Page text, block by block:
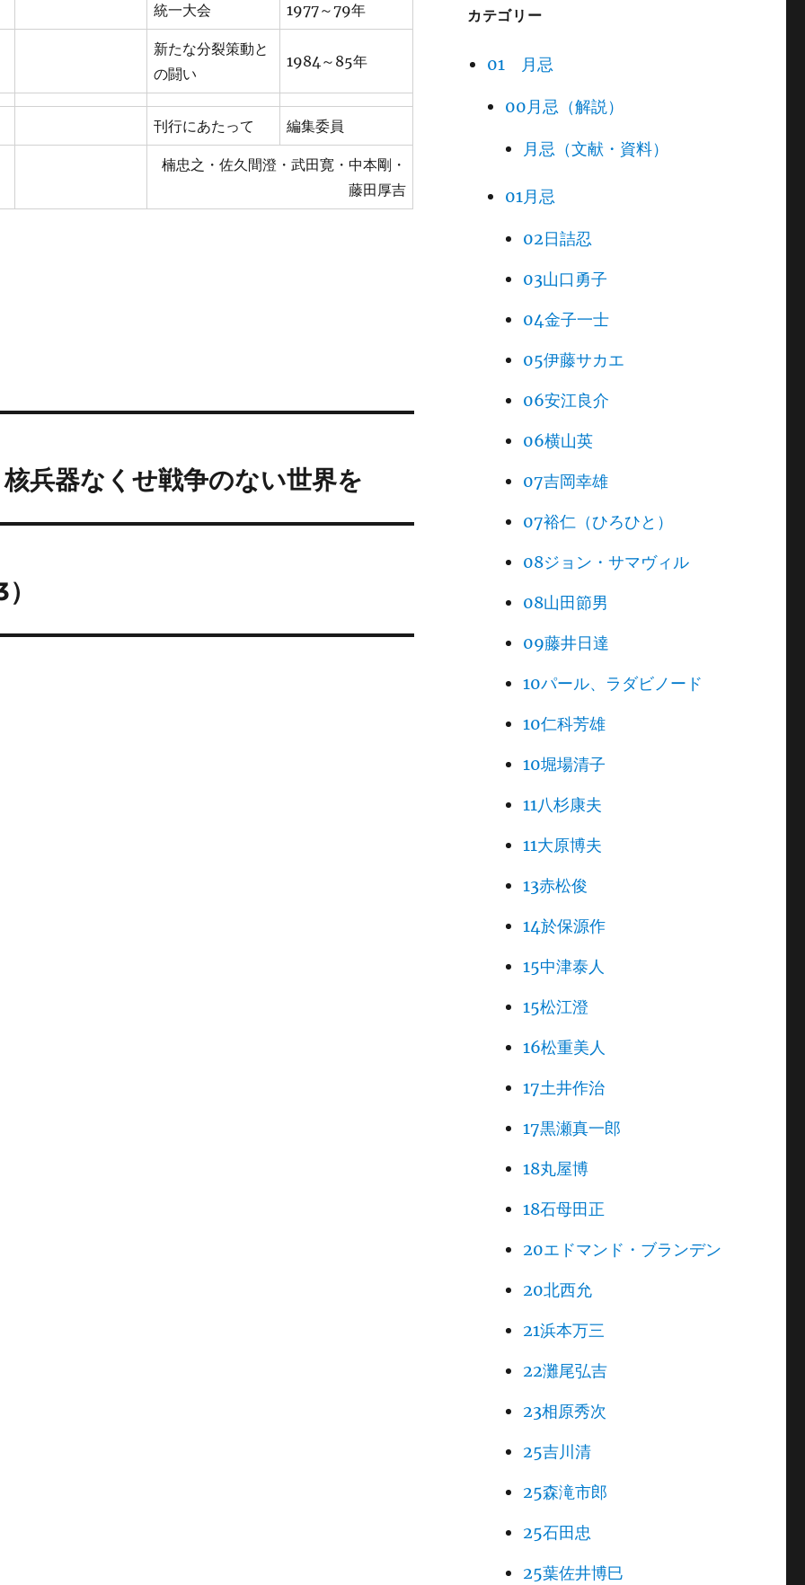
統一大会 1977～79年
新たな分裂策動と
の闘い
1984～85年
刊行にあたって 編集委員
楠忠之・佐久間澄・武田寛・中本剛・
藤田厚吉
兵器なくせ戦争のない世界を
カテゴリー
01 月忌
00月忌（解説）
月忌（文献・資料）
01月忌
02日詰忍
03山口勇子
04金子一士
05伊藤サカエ
06安江良介
06横山英
07吉岡幸雄
07裕仁（ひろひと）
08ジョン・サマヴィル
08山田節男
09藤井日達
10パール、ラダビノード
10仁科芳雄
10堀場清子
11八杉康夫
11大原博夫
13赤松俊
14於保源作
15中津泰人
15松江澄
16松重美人
17土井作治
17黒瀬真一郎
18丸屋博
18石母田正
20エドマンド・ブランデン
20北西允
21浜本万三
22灘尾弘吉
23相原秀次
25吉川清
25森滝市郎
25石田忠
25葉佐井博巳